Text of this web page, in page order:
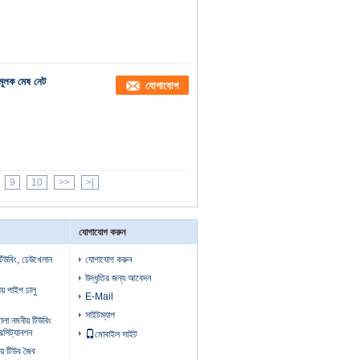
মেষ নেট যোগাযোগ
9 10 >> >|
ঢেউখেলান
পাইপ ঢালু
নমনীয় টিউবিং
টিউব জৈব
যোগাযোগ করুন
যোগাযোগ করুন
উদ্ধৃতির জন্য আবেদন
E-Mail
সাইটম্যাপ
মোবাইল সাইট